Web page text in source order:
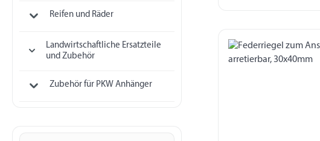
Reifen und Räder
Landwirtschaftliche Ersatzteile
und Zubehör
Zubehör für PKW Anhänger